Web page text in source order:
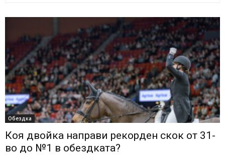
Обездка
Коя двойка направи рекорден скок от 31-
во до №1 в обездката?